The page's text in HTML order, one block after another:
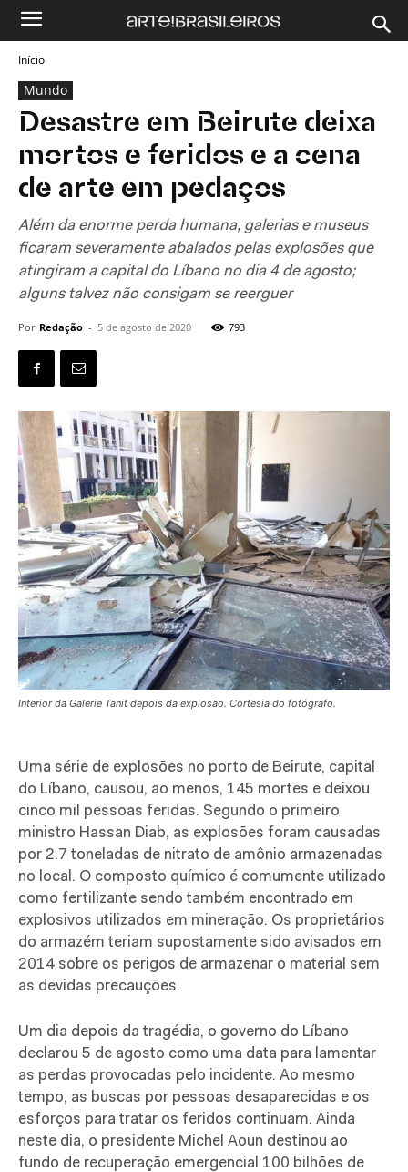
Início
Mundo
Desastre em Beirute deixa
mortos e feridos e a cena
de arte em pedaços
Além da enorme perda humana, galerias e museus
ficaram severamente abalados pelas explosões que
atingiram a capital do Líbano no dia 4 de agosto;
alguns talvez não consigam se reerguer
Por Redação - 5 de agosto de 2020 793
Interior da Galerie Tanit depois da explosão. Cortesia do fotógrafo.
Uma série de explosões no porto de Beirute, capital
do Líbano, causou, ao menos, 145 mortes e deixou
cinco mil pessoas feridas. Segundo o primeiro
ministro Hassan Diab, as explosões foram causadas
por 2.7 toneladas de nitrato de amônio armazenadas
no local. O composto químico é comumente utilizado
como fertilizante sendo também encontrado em
explosivos utilizados em mineração. Os proprietários
do armazém teriam supostamente sido avisados em
2014 sobre os perigos de armazenar o material sem
as devidas precauções.
Um dia depois da tragédia, o governo do Líbano
declarou 5 de agosto como uma data para lamentar
as perdas provocadas pelo incidente. Ao mesmo
tempo, as buscas por pessoas desaparecidas e os
esforços para tratar os feridos continuam. Ainda
neste dia, o presidente Michel Aoun destinou ao
fundo de recuperação emergencial 100 bilhões de